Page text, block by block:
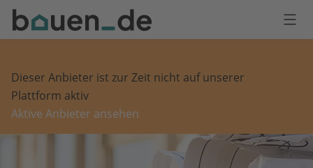
Bauen
Logo
Dieser Anbieter ist zur Zeit nicht auf unserer
Plattform aktiv
Aktive Anbieter ansehen